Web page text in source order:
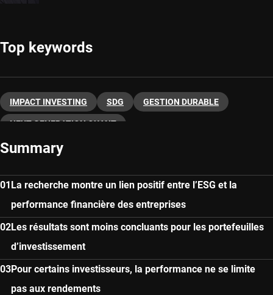
Top keywords
IMPACT INVESTING SDG GESTION DURABLE
NEXT-GENERATION QUANT
Summary
La recherche montre un lien positif entre l’ESG et la
performance financière des entreprises
Les résultats sont moins concluants pour les portefeuilles
d’investissement
Pour certains investisseurs, la performance ne se limite
pas aux rendements